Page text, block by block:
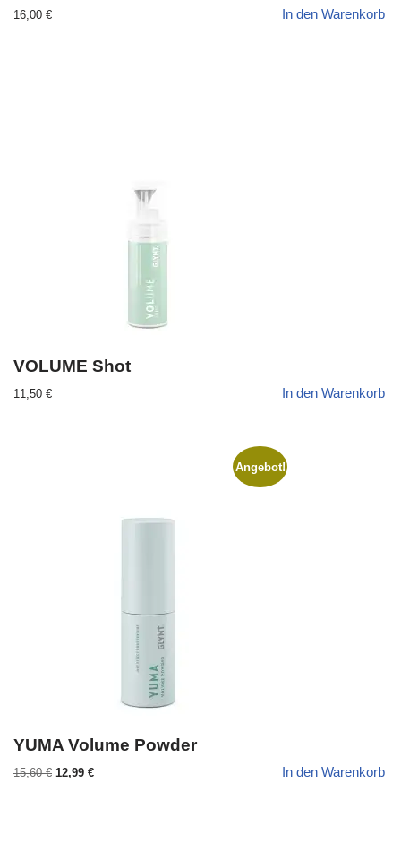
16,00 € In den Warenkorb
VOLUME Shot
11,50 € In den Warenkorb
Angebot!
YUMA Volume Powder
15,60€ Ursprünglicher
12,99 €Aktueller
In den Warenkorb